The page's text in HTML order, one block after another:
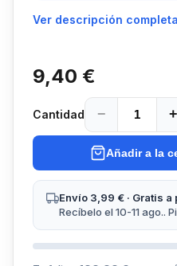
Ver descripción completa
9,40 €
Cantidad − +
Añadir a la
Envío 3,99 € · Gratis
Recíbelo el 10-11 ago..